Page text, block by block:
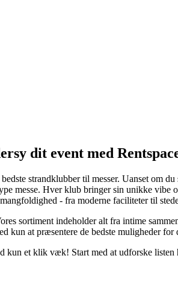
dit event med
strandklubber til messer. Uanset om
messe. Hver klub bringer sin unikke
- fra moderne faciliteter til
sortiment indeholder alt fra intime
kun at præsentere de bedste muligheder for
kun et klik væk! Start med at udforske